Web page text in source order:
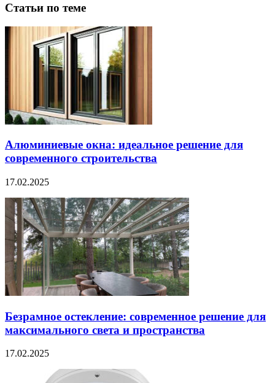
Статьи по теме
Алюминиевые окна: идеальное решение для
современного строительства
17.02.2025
Безрамное остекление: современное решение для
максимального света и пространства
17.02.2025